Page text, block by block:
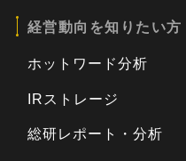
経営動向を知りたい方
ホットワード分析
IRストレージ
総研レポート・分析